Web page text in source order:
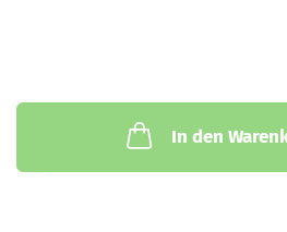
In den